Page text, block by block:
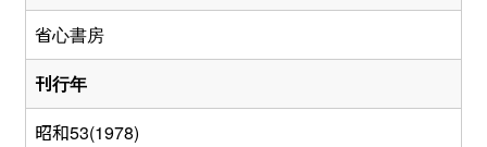
省心書房
刊行年
昭和53(1978)